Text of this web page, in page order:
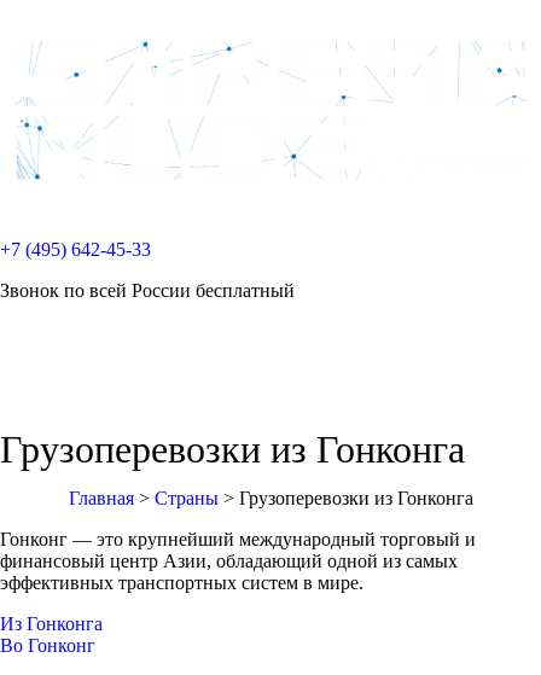
+7 (495) 642-45-33
Звонок по всей России бесплатный
Грузоперевозки из Гонконга
Главная> Страны> Грузоперевозки из Гонконга
Гонконг — это крупнейший международный торговый и
финансовый центр Азии, обладающий одной из самых
эффективных транспортных систем в мире.
Из Гонконга
Во Гонконг